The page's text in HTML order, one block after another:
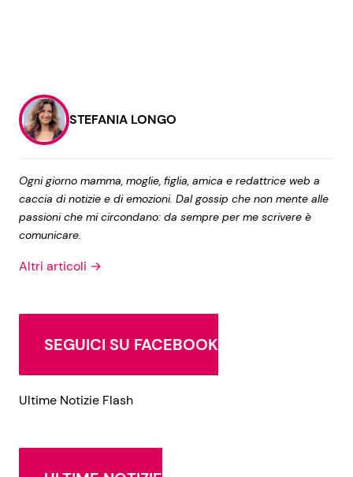
STEFANIA LONGO
Ogni giorno mamma, moglie, figlia, amica e redattrice web a
caccia di notizie e di emozioni. Dal gossip che non mente alle
passioni che mi circondano: da sempre per me scrivere è
comunicare.
Altri articoli →
SEGUICI SU FACEBOOK
Ultime Notizie Flash